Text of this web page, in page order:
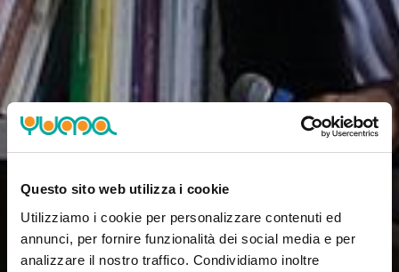
Questo sito web utilizza i cookie
Utilizziamo i cookie per personalizzare contenuti ed
annunci, per fornire funzionalità dei social media e per
analizzare il nostro traffico. Condividiamo inoltre